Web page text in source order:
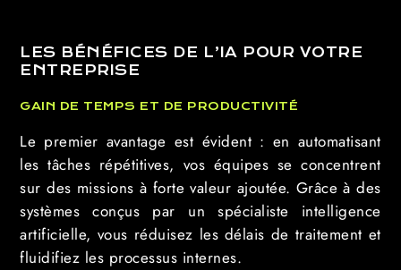
LES BÉNÉFICES DE L’IA POUR VOTRE
ENTREPRISE
GAIN DE TEMPS ET DE PRODUCTIVITÉ
Le premier avantage est évident : en automatisant
les tâches répétitives, vos équipes se concentrent
sur des missions à forte valeur ajoutée. Grâce à des
systèmes conçus par un spécialiste intelligence
artificielle, vous réduisez les délais de traitement et
fluidifiez les processus internes.